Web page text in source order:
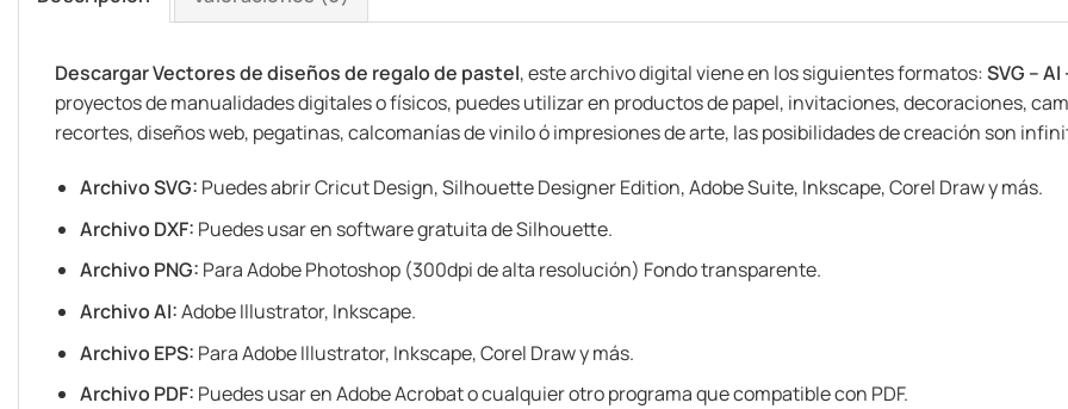
Descargar Vectores de diseños de regalo de pastel, este archivo digital viene en los siguientes formatos:SVG – AI
proyectos de manualidades digitales o físicos, puedes utilizar en productos de papel, invitaciones, decoraciones,
recortes, diseños web, pegatinas, calcomanías de vinilo ó impresiones de arte, las posibilidades de creación son
Archivo SVG: Puedes abrir Cricut Design, Silhouette Designer Edition, Adobe Suite, Inkscape, Corel Draw y más.
Archivo DXF: Puedes usar en software gratuita de Silhouette.
Archivo PNG: Para Adobe Photoshop (300dpi de alta resolución) Fondo transparente.
Archivo AI:Adobe Illustrator, Inkscape.
Archivo EPS: Para Adobe Illustrator, Inkscape, Corel Draw y más.
Archivo PDF: Puedes usar en Adobe Acrobat o cualquier otro programa que compatible con PDF.